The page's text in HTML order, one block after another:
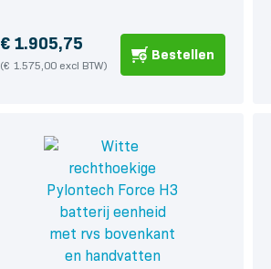
€ 1.905,75
(€ 1.575,00 excl BTW)
Bestellen